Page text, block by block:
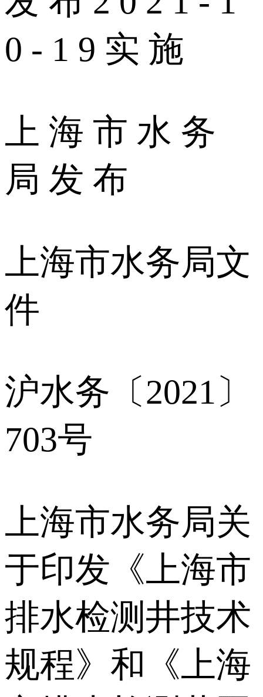
0 - 1 9 实 施
上 海 市 水 务
局 发 布
上海市水务局文
件
沪水务〔2021〕
703号
上海市水务局关
于印发《上海市
排水检测井技术
规程》和《上海